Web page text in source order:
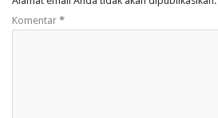
Komentar *